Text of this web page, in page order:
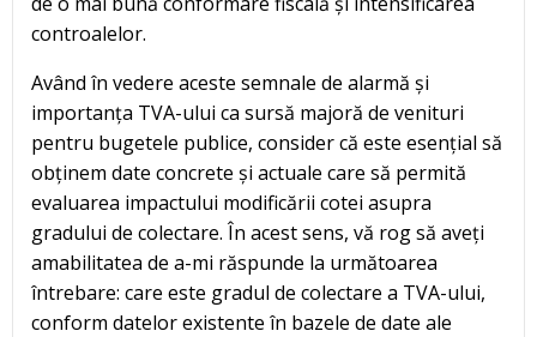
controalelor.
Având în vedere aceste semnale de alarmă și
importanța TVA-ului ca sursă majoră de venituri
pentru bugetele publice, consider că este esențial să
obținem date concrete și actuale care să permită
evaluarea impactului modificării cotei asupra
gradului de colectare. În acest sens, vă rog să aveți
amabilitatea de a-mi răspunde la următoarea
întrebare: care este gradul de colectare a TVA-ului,
conform datelor existente în bazele de date ale